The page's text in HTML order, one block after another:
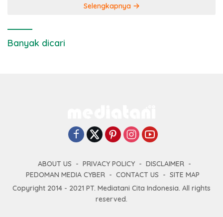
Selengkapnya
Banyak dicari
ABOUT US PRIVACY POLICY
DISCLAIMER
PEDOMAN MEDIA CYBER
CONTACT US
SITE MAP
Copyright 2014 - 2021 PT. Mediatani Cita Indonesia. All rights
reserved.